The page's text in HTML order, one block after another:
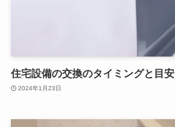
住宅設備の交換のタイミングと目安
2024年1月23日